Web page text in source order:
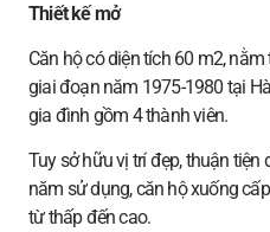
Thiết kế mở
Căn hộ có diện tích 60 m2,
giai đoạn năm 1975-1980 tại
gia đình gồm 4 thành viên.
Tuy sở hữu vị trí đẹp, thuận
năm sử dụng, căn hộ xuống
từ thấp đến cao.